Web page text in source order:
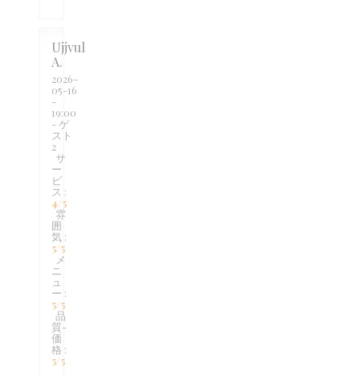
Ujjvul
A
2026-
05-16
-
19:00
- ゲ
スト
2
サ
ー
ビ
ス :
4/5
雰
囲
気 :
5/5
メ
ニ
ュ
ー :
5/5
品
質-
価
格 :
5/5